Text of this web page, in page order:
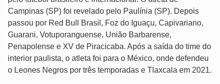
Campinas (SP) foi revelado pelo Paulínia (SP). Depois
passou por Red Bull Brasil, Foz do Iguaçu, Capivariano,
Guarani, Votuporanguense, União Barbarense,
Penapolense e XV de Piracicaba. Após a saída do time do
interior paulista, o atleta foi para o México, onde defendeu
o Leones Negros por três temporadas e Tlaxcala em 2021.